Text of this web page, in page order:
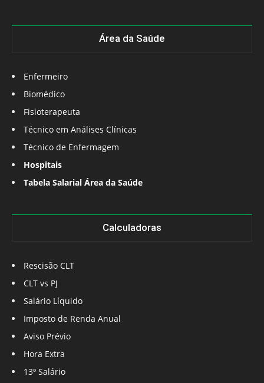
Área da Saúde
Enfermeiro
Biomédico
Fisioterapeuta
Técnico em Análises Clínicas
Técnico de Enfermagem
Hospitais
Tabela Salarial Área da Saúde
Calculadoras
Rescisão CLT
CLT vs PJ
Salário Líquido
Imposto de Renda Anual
Aviso Prévio
Hora Extra
13º Salário